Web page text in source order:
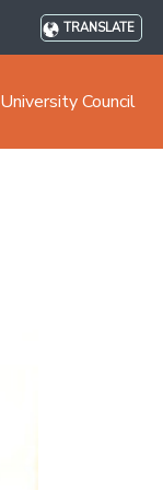
TRANSLATE
University Council